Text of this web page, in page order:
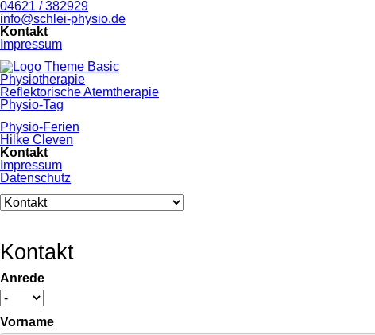
04621 / 382929
info@schlei-physio.de
Navigation
überspringen
Kontakt
Impressum
Navigation
überspringen
Physiotherapie
Reflektorische Atemtherapie
Physio-Tag
Physio-Ferien
Hilke Cleven
Kontakt
Impressum
Datenschutz
Zielseite
Kontakt
Anrede
Vorname